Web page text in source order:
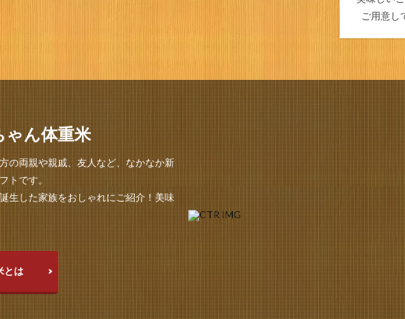
ご用意し
ゃん体重米
の両親や親戚、友人など、なかなか新
トです。
生した家族をおしゃれにご紹介！美味
とは